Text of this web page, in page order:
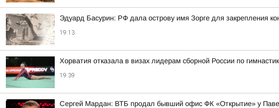
Эдуард Басурин: РФ дала острову имя Зорге для закрепления
19:13
Хорватия отказала в визах лидерам сборной России по
19:39
Сергей Мардан: ВТБ продал бывший офис ФК «Открытие» у